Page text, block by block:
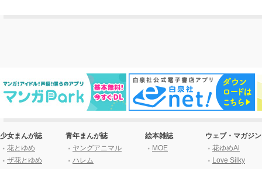
少女まんが誌
花とゆめ
ザ花とゆめ
青年まんが誌
ヤングアニマル
ハレム
絵本雑誌
MOE
ウェブ・マガジン
花ゆめAi
Love Silky